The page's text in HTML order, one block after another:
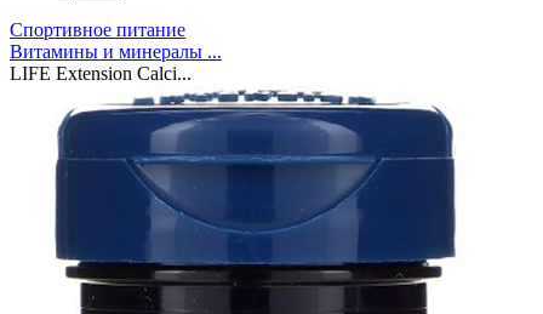
Спортивное питание
Витамины и минералы ...
LIFE Extension Calci...